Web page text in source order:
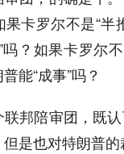
卡罗尔不是“半
？如果卡罗尔
能“成事”吗？
联邦陪审团，既
是也对特朗普的